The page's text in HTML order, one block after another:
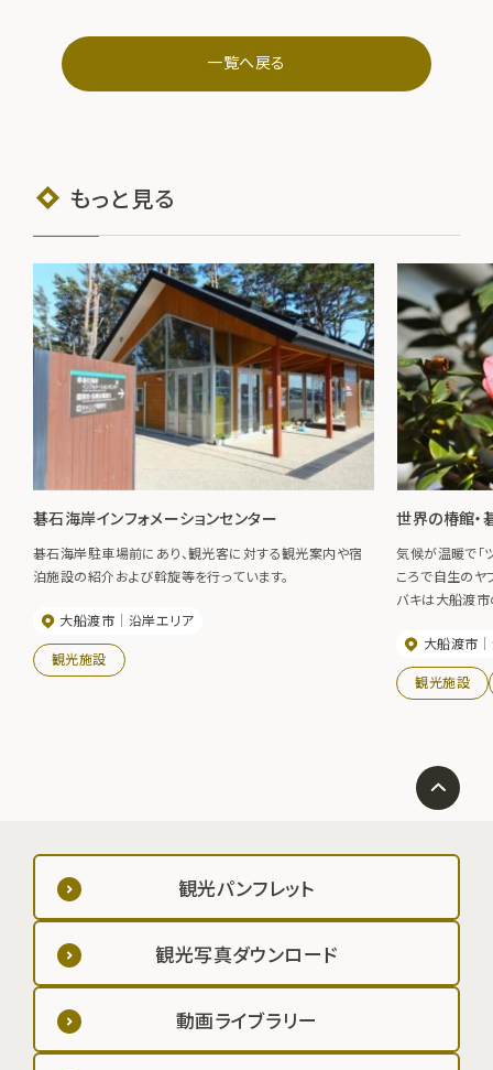
一覧へ戻る
もっと見る
碁石海岸インフォメーションセンター
碁石海岸駐車場前にあり、観光客に対する観光案内や宿
泊施設の紹介および斡旋等を行っています。
大船渡市 沿岸エリア
観光施設
世界の椿館・
気候が温暖で「
ころで自生のヤ
バキは大船渡市
種類700本のツ
で生産された
木、椿グッズ、
大船渡市
観光施設
観光パンフレット
観光写真ダウンロード
動画ライブラリー